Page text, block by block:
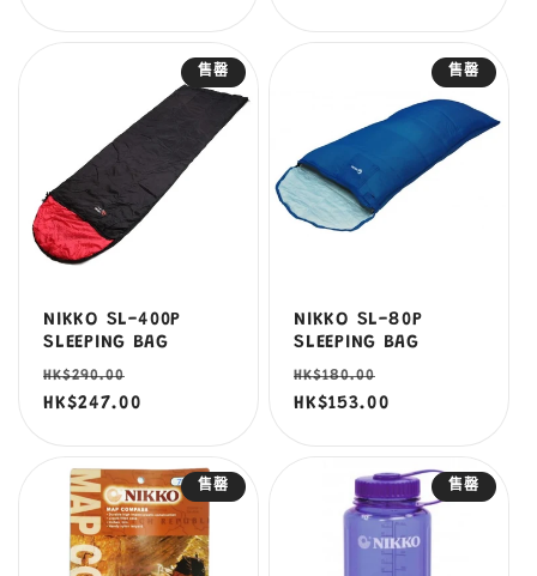
售罄
NIKKO SL-400P
SLEEPING BAG
定
價
HK$290.00
價
HK$247.00
售罄
NIKKO SL-80P
SLEEPING BAG
定
價
HK$180.00
價
HK$153.00
售罄 售罄